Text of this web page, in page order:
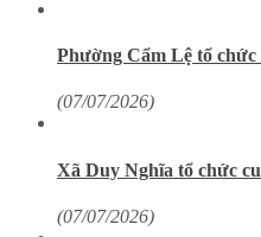
Phường Cẩm Lệ tổ
(07/07/2026)
Xã Duy Nghĩa tổ chức
(07/07/2026)